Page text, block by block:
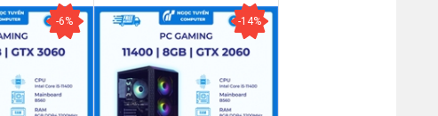
-6% -14%